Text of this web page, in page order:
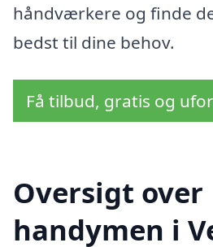
håndværkere og finde
bedst til dine behov.
Få tilbud, gratis og
Oversigt over
handymen i